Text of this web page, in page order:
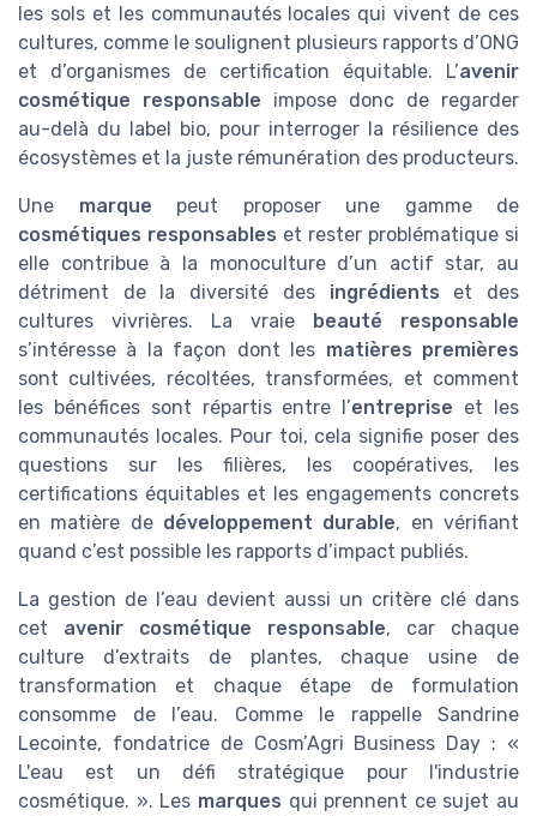
les sols et les communautés locales qui vivent de ces
cultures, comme le soulignent plusieurs rapports d’ONG
et d’organismes de certification équitable. L’avenir
cosmétique responsable impose donc de regarder
au-delà du label bio, pour interroger la résilience des
écosystèmes et la juste rémunération des producteurs.
Une marque peut proposer une gamme de
cosmétiques responsables et rester problématique si
elle contribue à la monoculture d’un actif star, au
détriment de la diversité des ingrédients et des
cultures vivrières. La vraie beauté responsable
s’intéresse à la façon dont les matières premières
sont cultivées, récoltées, transformées, et comment
les bénéfices sont répartis entre l’entreprise et les
communautés locales. Pour toi, cela signifie poser des
questions sur les filières, les coopératives, les
certifications équitables et les engagements concrets
en matière de développement durable, en vérifiant
quand c’est possible les rapports d’impact publiés.
La gestion de l’eau devient aussi un critère clé dans
cet avenir cosmétique responsable, car chaque
culture d’extraits de plantes, chaque usine de
transformation et chaque étape de formulation
consomme de l’eau. Comme le rappelle Sandrine
Lecointe, fondatrice de Cosm’Agri Business Day : «
L'eau est un défi stratégique pour l'industrie
cosmétique. ». Les marques qui prennent ce sujet au